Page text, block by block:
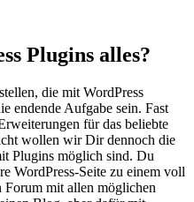
Plugins alles?
die mit WordPress
endende Aufgabe sein. Fast
für das beliebte
wollen wir Dir dennoch die
Plugins möglich sind. Du
WordPress-Seite zu einem voll
Forum mit allen möglichen